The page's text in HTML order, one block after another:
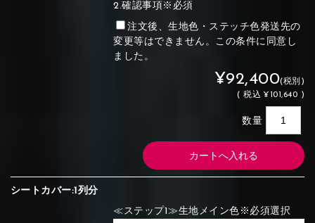
2.確認事項※必須
注文後、生地色・ステッチ色発送先の
変更等はできません。この条件に同意し
ました。
¥92,400(税別)
(税込 ¥101,640 )
数量
シートカバー:1列分
≪ステップ1≫生地メイン色※必須選択